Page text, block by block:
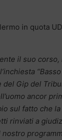
in quota
il suo
Gip del
ancor
sul fatto che
rinviati a